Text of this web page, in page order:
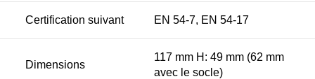
Certification suivant EN 54-7, EN 54-17
Dimensions
117 mm H: 49 mm (62 mm
avec le socle)